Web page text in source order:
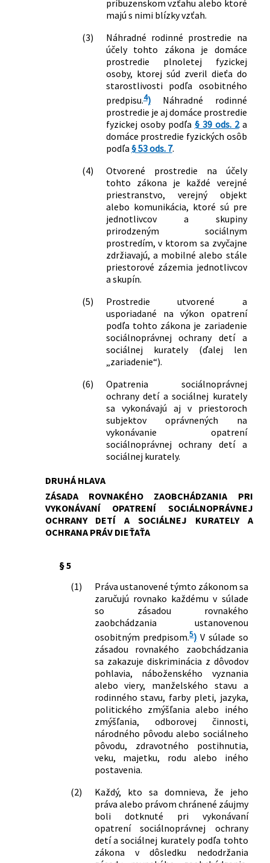
predpisov a ktorým sa menia a
dopĺňajú niektoré zákony
406/2025 Z. z.
Zákon o príspevku na pomoc pri
odkázanosti na pomoc inej fyzickej
osoby a o zmene a doplnení niektorých
zákonov
príbuzenskom vzťahu alebo ktoré
majú s nimi blízky vzťah.
(3)
Náhradné rodinné prostredie na
účely tohto zákona je domáce
prostredie plnoletej fyzickej
osoby, ktorej súd zveril dieťa do
starostlivosti podľa osobitného
predpisu.4)Náhradné rodinné
prostredie je aj domáce prostredie
fyzickej osoby podľa § 39 ods. 2a
domáce prostredie fyzických osôb
podľa § 53 ods. 7.
(4)
Otvorené prostredie na účely
tohto zákona je každé verejné
priestranstvo, verejný objekt
alebo komunikácia, ktoré sú pre
jednotlivcov a skupiny
prirodzeným sociálnym
prostredím, v ktorom sa zvyčajne
zdržiavajú, a mobilné alebo stále
priestorové zázemia jednotlivcov
a skupín.
(5)
Prostredie utvorené a
usporiadané na výkon opatrení
podľa tohto zákona je zariadenie
sociálnoprávnej ochrany detí a
sociálnej kurately (ďalej len
„zariadenie“).
(6)
Opatrenia sociálnoprávnej
ochrany detí a sociálnej kurately
sa vykonávajú aj v priestoroch
subjektov oprávnených na
vykonávanie opatrení
sociálnoprávnej ochrany detí a
sociálnej kurately.
DRUHÁ HLAVA
ZÁSADA ROVNAKÉHO ZAOBCHÁDZANIA PRI
VYKONÁVANÍ OPATRENÍ SOCIÁLNOPRÁVNEJ
OCHRANY DETÍ A SOCIÁLNEJ KURATELY A
OCHRANA PRÁV DIEŤAŤA
§ 5
(1)
Práva ustanovené týmto zákonom sa
zaručujú rovnako každému v súlade
so zásadou rovnakého
zaobchádzania ustanovenou
osobitným predpisom.5) V súlade so
zásadou rovnakého zaobchádzania
sa zakazuje diskriminácia z dôvodov
pohlavia, náboženského vyznania
alebo viery, manželského stavu a
rodinného stavu, farby pleti, jazyka,
politického zmýšľania alebo iného
zmýšľania, odborovej činnosti,
národného pôvodu alebo sociálneho
pôvodu, zdravotného postihnutia,
veku, majetku, rodu alebo iného
postavenia.
(2)
Každý, kto sa domnieva, že jeho
práva alebo právom chránené záujmy
boli dotknuté pri vykonávaní
opatrení sociálnoprávnej ochrany
detí a sociálnej kurately podľa tohto
zákona v dôsledku nedodržania